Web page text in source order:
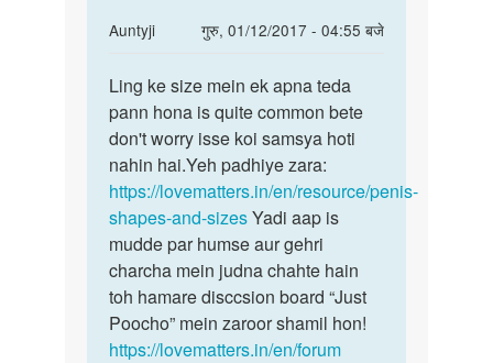
Auntyji
गुरु, 01/12/2017 - 04:55 बजे
In
to
Maira
ling
niche
ko
muda
hua
by
rudhra
Ling
ke
size
mein
ek
apna
Ling ke size mein ek apna teda
pann hona is quite common bete
don't worry isse koi samsya hoti
nahin hai.Yeh padhiye zara:
https://lovematters.in/en/resource/penis-
shapes-and-sizesYadi aap is
mudde par humse aur gehri
charcha mein judna chahte hain
toh hamare disccsion board “Just
Poocho” mein zaroor shamil hon!
https://lovematters.in/en/forum